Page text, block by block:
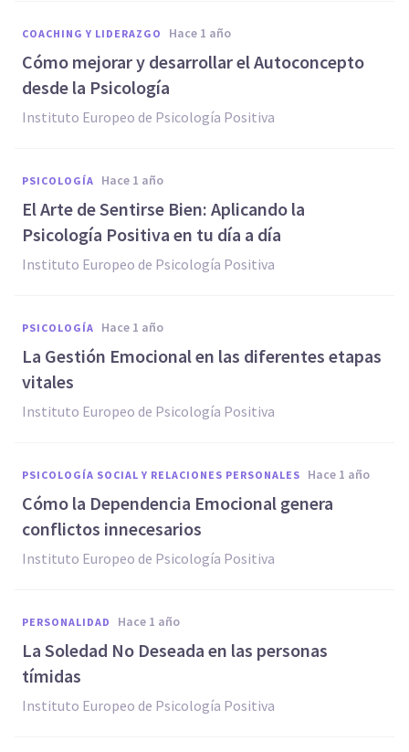
COACHING Y LIDERAZGO hace 1 año
Cómo mejorar y desarrollar el Autoconcepto
desde la Psicología
Instituto Europeo de Psicología Positiva
PSICOLOGÍA hace 1 año
El Arte de Sentirse Bien: Aplicando la
Psicología Positiva en tu día a día
Instituto Europeo de Psicología Positiva
PSICOLOGÍA hace 1 año
La Gestión Emocional en las diferentes etapas
vitales
Instituto Europeo de Psicología Positiva
PSICOLOGÍA SOCIAL Y RELACIONES PERSONALES hace 1 año
Cómo la Dependencia Emocional genera
conflictos innecesarios
Instituto Europeo de Psicología Positiva
PERSONALIDAD hace 1 año
La Soledad No Deseada en las personas
tímidas
Instituto Europeo de Psicología Positiva